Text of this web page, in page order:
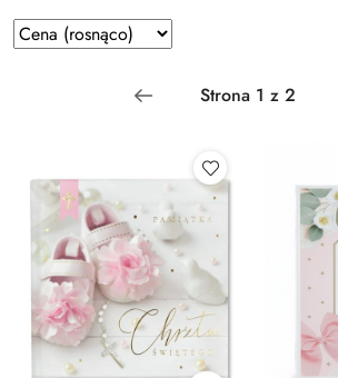
Zastosowano
sortowanie:
Sortuj
według